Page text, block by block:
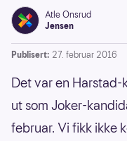
Atle Onsrud
Jensen
Publisert: 27. februar 2016
Det var en
ut som Joker-
februar. Vi fikk ikke